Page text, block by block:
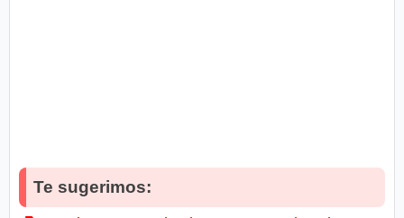
Te sugerimos: